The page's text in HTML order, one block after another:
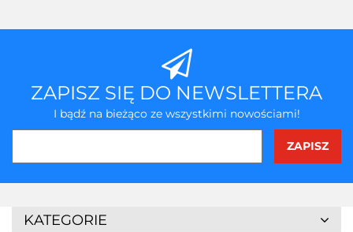
ZAPISZ SIĘ DO NEWSLETTERA
I bądź na bieżąco ze wszystkimi nowościami!
KATEGORIE